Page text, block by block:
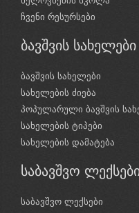
ჩვენი რესურსები
ბავშვის სახელები
ბავშვის სახელები
სახელების ძიება
პოპულარული ბავშვის
სახელების ტიპები
სახელების დამატება
საბავშვო
საბავშვო ლექსები